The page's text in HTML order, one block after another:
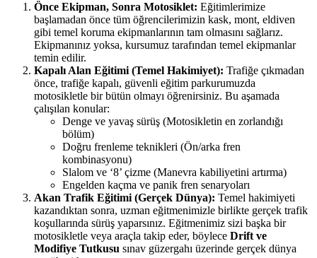
Önce Ekipman, Sonra Motosiklet: Eğitimlerimize
başlamadan önce tüm öğrencilerimizin kask, mont, eldiven
gibi temel koruma ekipmanlarının tam olmasını sağlarız.
Ekipmanınız yoksa, kursumuz tarafından temel ekipmanlar
temin edilir.
Kapalı Alan Eğitimi (Temel Hakimiyet): Trafiğe çıkmadan
önce, trafiğe kapalı, güvenli eğitim parkurumuzda
motosikletle bir bütün olmayı öğrenirsiniz. Bu aşamada
çalışılan konular:
Denge ve yavaş sürüş (Motosikletin en zorlandığı
bölüm)
Doğru frenleme teknikleri (Ön/arka fren
kombinasyonu)
Slalom ve ‘8’ çizme (Manevra kabiliyetini artırma)
Engelden kaçma ve panik fren senaryoları
Akan Trafik Eğitimi (Gerçek Dünya): Temel hakimiyeti
kazandıktan sonra, uzman eğitmenimizle birlikte gerçek trafik
koşullarında sürüş yaparsınız. Eğitmenimiz sizi başka bir
motosikletle veya araçla takip eder, böylece Drift ve
Modifiye Tutkusu sınav güzergahı üzerinde gerçek dünya